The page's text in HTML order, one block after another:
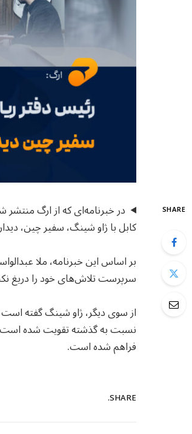
SHARE
در خبرنامه‌ای که از ارگ
کابل با ژاو شینگ، سفیر چین،
بر اساس این خبرنامه، ملا
سرپرست تلاش‌های خود را دریغ
از سوی دیگر، ژاو شینگ گفته
نسبت به گذشته تقویت شده است.
فراهم شده است.
SHARE.